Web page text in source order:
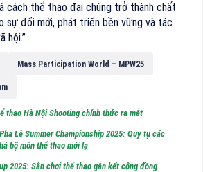
cách thể thao đại chúng trở thành chất
sự đổi mới, phát triển bền vững và tác
hội.”
Mass Participation World – MPW25
thao Hà Nội Shooting chính thức ra mắt
Lê Summer Championship 2025: Quy tụ các
bộ môn thể thao mới lạ
2025: Sân chơi thể thao gắn kết cộng đồng